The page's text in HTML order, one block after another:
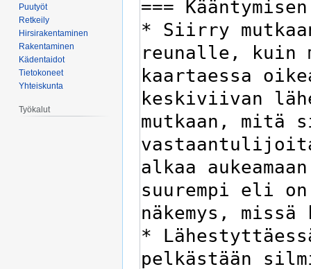
Puutyöt
Retkeily
Hirsirakentaminen
Rakentaminen
Kädentaidot
Tietokoneet
Yhteiskunta
Työkalut